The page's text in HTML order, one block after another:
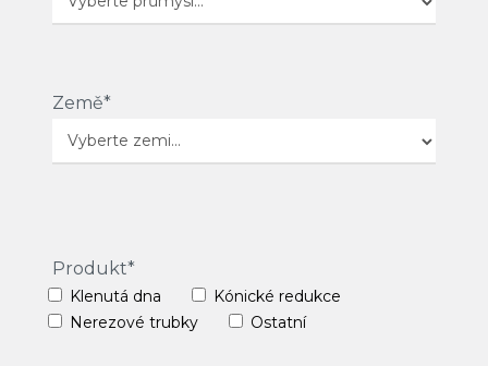
Země*
Produkt*
Klenutá dna
Kónické redukce
Nerezové trubky
Ostatní